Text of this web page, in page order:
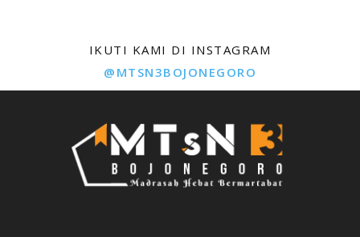
IKUTI KAMI DI INSTAGRAM
@MTSN3BOJONEGORO